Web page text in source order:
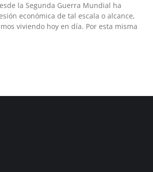
la Segunda Guerra Mundial ha
económica de tal escala o alcance,
viviendo hoy en día. Por esta misma